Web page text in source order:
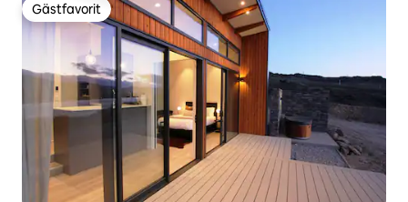
Gästfavorit
Gästfavorit